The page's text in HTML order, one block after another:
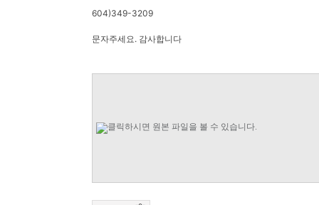
604)349-3209
문자주세요. 감사합니다